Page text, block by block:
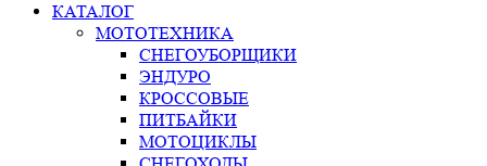
КАТАЛОГ
МОТОТЕХНИКА
СНЕГОУБОРЩИКИ
ЭНДУРО
КРОССОВЫЕ
ПИТБАЙКИ
МОТОЦИКЛЫ